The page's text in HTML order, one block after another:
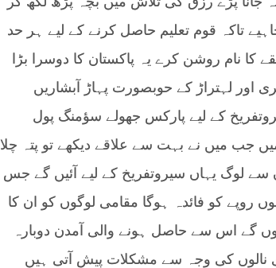
تاکہ قوم تعلیم حاصل کرنے کے لیے ہر حد
کا نام روشن کرے یہ پاکستان کا دوسرا بڑا
اور لہتراڑ کے حوبصورت پہاڑ آبشاریں
کے لیے پارکس جھولے سؤمنگ پول
بنائے جائیں تاکہ دیگر علاقوں کے لوگ یہاں آئیں 2006 میں جب میں نے بہت سے علاقے دیکھے تو پتہ چلا
لوگ یہاں سیروتفریخ کے لیے آئیں گے جس
کو فائدہ ہوگا مقامی لوگوں کو ان کا
گے اس سے حاصل ہونے والی آمدن دوبارہ
کی وجہ سے مشکلات پیش آتی ہیں